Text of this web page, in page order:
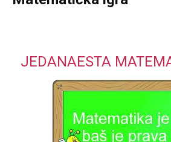
JEDANAESTA